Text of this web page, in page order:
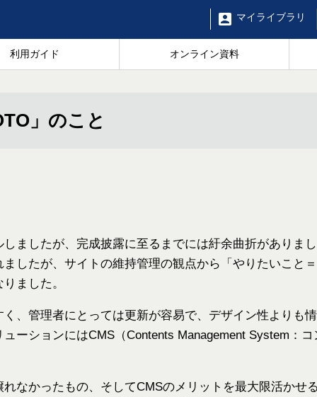
マイライブラリ
利用ガイド オンライン資料
」のこと
ましたが、完成披露に至るまでには紆余曲折がありま
したが、サイトの維持管理の観点から「やりたいこと
ました。
く、管理者にとっては更新が容易で、デザイン性よりも
ーションにはCMS（Contents Management System：
なかったもの、そしてCMSのメリットを最大限活かせ